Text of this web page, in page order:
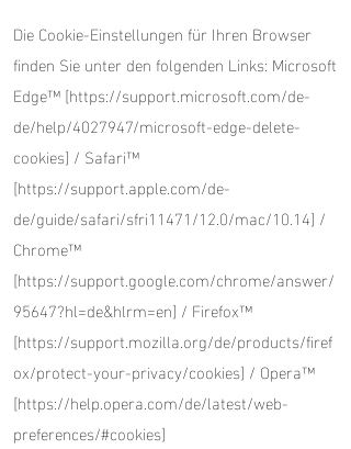
Die Cookie-Einstellungen für Ihren Browser
finden Sie unter den folgenden Links: Microsoft
Edge™ [https://support.microsoft.com/de-
de/help/4027947/microsoft-edge-delete-
cookies] / Safari™
[https://support.apple.com/de-
de/guide/safari/sfri11471/12.0/mac/10.14] /
Chrome™
[https://support.google.com/chrome/answer/
95647?hl=de&hlrm=en] / Firefox™
[https://support.mozilla.org/de/products/firef
ox/protect-your-privacy/cookies] / Opera™
[https://help.opera.com/de/latest/web-
preferences/#cookies]